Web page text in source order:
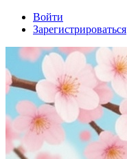
Войти
Зарегистрироваться